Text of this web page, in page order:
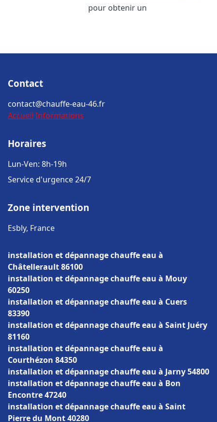
pour obtenir un
Contact
contact@chauffe-eau-46.fr
Accueil Informations
Horaires
Lun-Ven: 8h-19h
Service d'urgence 24/7
Zone intervention
Esbly, France
installation et dépannage chauffe eau à
Châtellerault 86100
installation et dépannage chauffe eau à Mouy
60250
installation et dépannage chauffe eau à Cuers
83390
installation et dépannage chauffe eau à Saint Juéry
81160
installation et dépannage chauffe eau à
Courthézon 84350
installation et dépannage chauffe eau à Jarny 54800
installation et dépannage chauffe eau à Bon
Encontre 47240
installation et dépannage chauffe eau à Saint
Pierre du Mont 40280